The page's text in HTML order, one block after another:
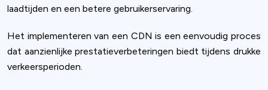
laadtijden en een betere gebruikerservaring.
Het implementeren van een CDN is een eenvoudig proces
dat aanzienlijke prestatieverbeteringen biedt tijdens drukke
verkeersperioden.